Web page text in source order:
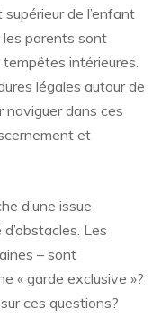
de l’enfant
les parents sont
intérieures.
légales autour de
naviguer dans ces
et
d’une issue
Les
– sont
« garde exclusive »?
ces questions?